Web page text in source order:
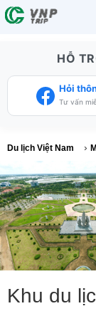
HỖ
Hỏi
Tư vấn
Du lịch Việt Nam ›
Khu du